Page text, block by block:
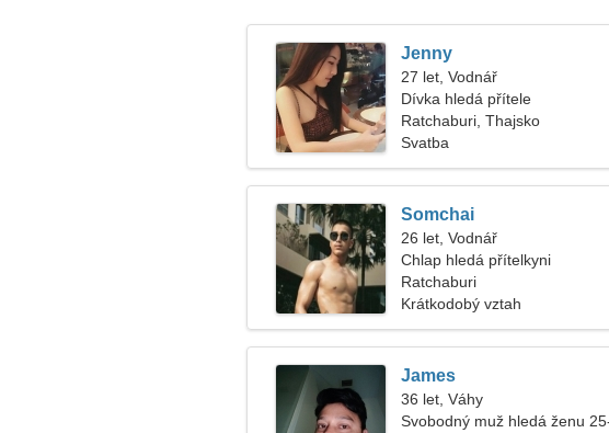
Jenny
27 let, Vodnář
Dívka hledá přítele
Ratchaburi, Thajsko
Svatba
Somchai
26 let, Vodnář
Chlap hledá přítelkyni
Ratchaburi
Krátkodobý vztah
James
36 let, Váhy
Svobodný muž hledá ženu